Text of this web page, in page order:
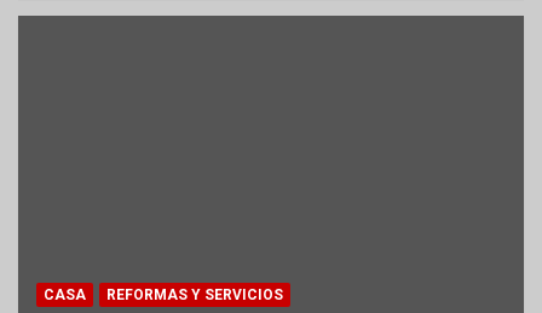
CASA REFORMAS Y SERVICIOS